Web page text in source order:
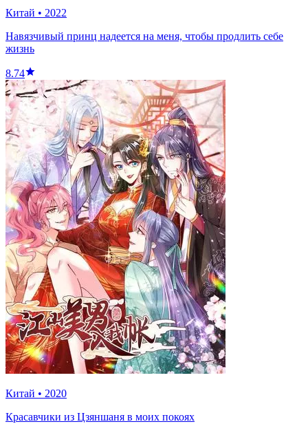
Китай • 2022
Навязчивый принц надеется на меня, чтобы продлить себе
жизнь
8.74
Китай • 2020
Красавчики из Цзяншаня в моих покоях